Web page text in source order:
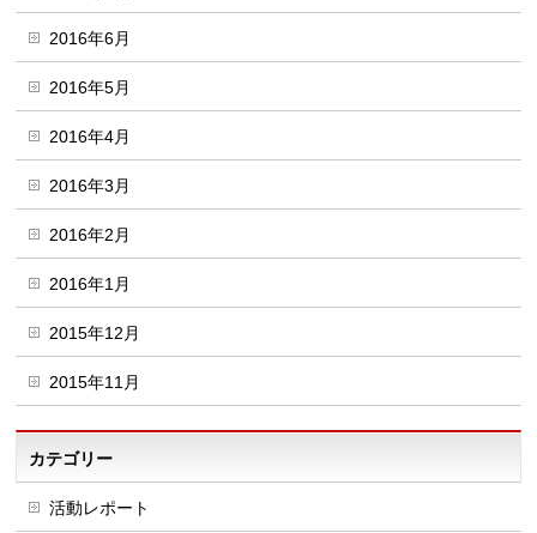
2016年6月
2016年5月
2016年4月
2016年3月
2016年2月
2016年1月
2015年12月
2015年11月
カテゴリー
活動レポート